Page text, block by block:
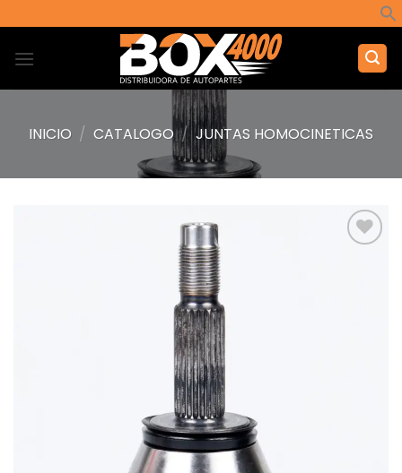
al
contenido
INICIO / CATALOGO / JUNTAS HOMOCINETICAS